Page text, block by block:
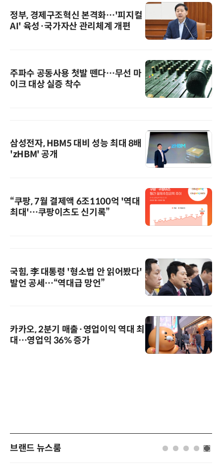
정부, 경제구조혁신 본격화…'피지컬
AI' 육성·국가자산 관리체계 개편
주파수 공동사용 첫발 뗀다…무선 마
이크 대상 실증 착수
삼성전자, HBM5 대비 성능 최대 8배
'zHBM' 공개
“쿠팡, 7월 결제액 6조1100억 '역대
최대'…쿠팡이츠도 신기록”
국힘, 李 대통령 '형소법 안 읽어봤다'
발언 공세…“역대급 망언”
카카오, 2분기 매출·영업이익 역대 최
대…영업익 36% 증가
브랜드 뉴스룸